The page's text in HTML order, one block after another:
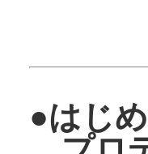
●はじ